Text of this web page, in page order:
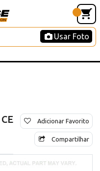
Usar Foto
Adicionar Favorito
Compartilhar